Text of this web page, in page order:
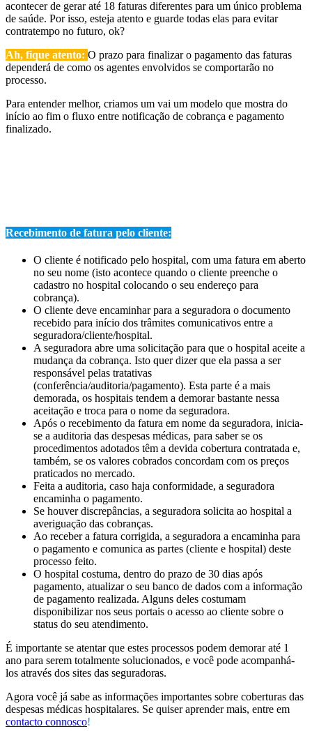
acontecer de gerar até 18 faturas diferentes para um único problema
de saúde. Por isso, esteja atento e guarde todas elas para evitar
contratempo no futuro, ok?
Ah, fique atento: O prazo para finalizar o pagamento das faturas
dependerá de como os agentes envolvidos se comportarão no
processo.
Para entender melhor, criamos um vai um modelo que mostra do
início ao fim o fluxo entre notificação de cobrança e pagamento
finalizado.
Recebimento de fatura pelo cliente:
O cliente é notificado pelo hospital, com uma fatura em aberto
no seu nome (isto acontece quando o cliente preenche o
cadastro no hospital colocando o seu endereço para
cobrança).
O cliente deve encaminhar para a seguradora o documento
recebido para início dos trâmites comunicativos entre a
seguradora/cliente/hospital.
A seguradora abre uma solicitação para que o hospital aceite a
mudança da cobrança. Isto quer dizer que ela passa a ser
responsável pelas tratativas
(conferência/auditoria/pagamento). Esta parte é a mais
demorada, os hospitais tendem a demorar bastante nessa
aceitação e troca para o nome da seguradora.
Após o recebimento da fatura em nome da seguradora, inicia-
se a auditoria das despesas médicas, para saber se os
procedimentos adotados têm a devida cobertura contratada e,
também, se os valores cobrados concordam com os preços
praticados no mercado.
Feita a auditoria, caso haja conformidade, a seguradora
encaminha o pagamento.
Se houver discrepâncias, a seguradora solicita ao hospital a
averiguação das cobranças.
Ao receber a fatura corrigida, a seguradora a encaminha para
o pagamento e comunica as partes (cliente e hospital) deste
processo feito.
O hospital costuma, dentro do prazo de 30 dias após
pagamento, atualizar o seu banco de dados com a informação
de pagamento realizada. Alguns deles costumam
disponibilizar nos seus portais o acesso ao cliente sobre o
status do seu atendimento.
É importante se atentar que estes processos podem demorar até 1
ano para serem totalmente solucionados, e você pode acompanhá-
los através dos sites das seguradoras.
Agora você já sabe as informações importantes sobre coberturas das
despesas médicas hospitalares. Se quiser aprender mais, entre em
contacto connosco!